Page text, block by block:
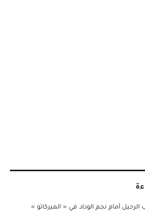
أمام نجم الوداد في « الميركاتو »